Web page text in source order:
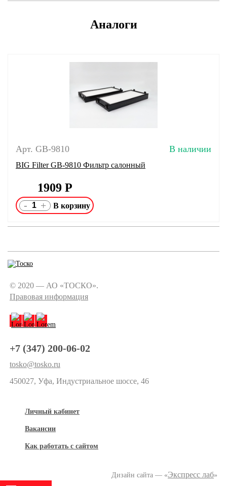
Аналоги
Арт. GB-9810 В наличии
BIG Filter GB-9810 Фильтр салонный
1909 Р
- +
© 2020 — АО «ТОСКО».
Правовая информация
+7 (347) 200-06-02
tosko@tosko.ru
450027, Уфа, Индустриальное шоссе, 46
Личный кабинет
Вакансии
Как работать с сайтом
Дизайн сайта — «Экспресс лаб»